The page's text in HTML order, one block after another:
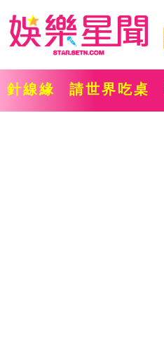
針線緣 請世界吃桌